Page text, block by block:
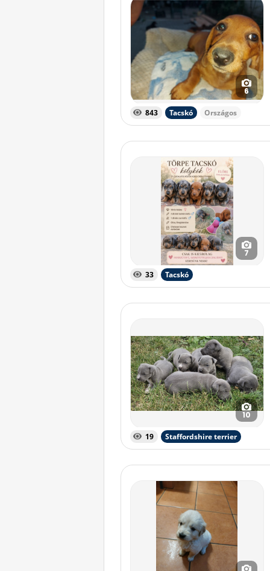
6
843 Tacskó Országos
7
33 Tacskó
10
19 Staffordshire terrier